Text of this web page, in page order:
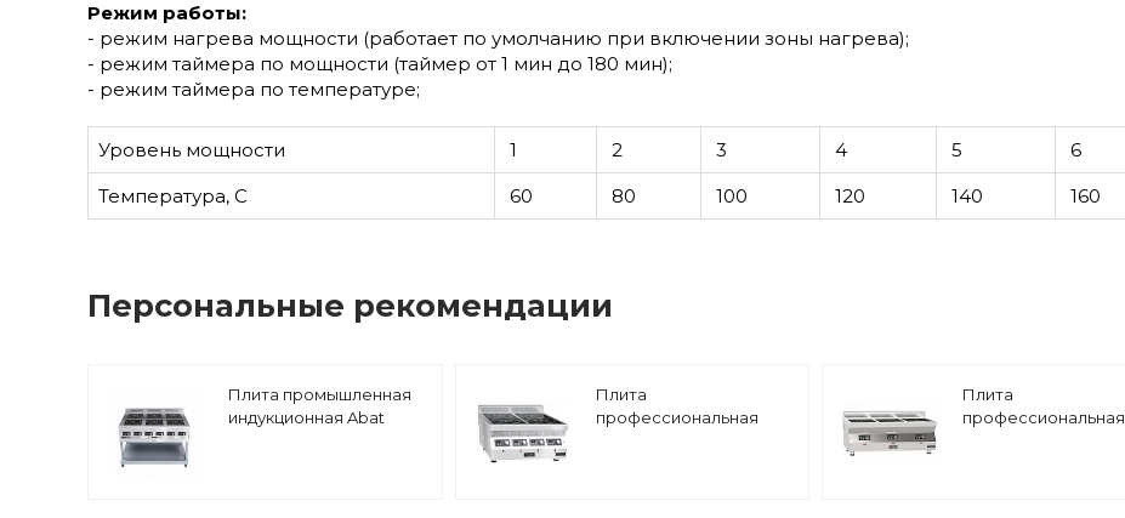
Режим работы:
- режим нагрева мощности (работает по умолчанию при включении зоны нагрева);
- режим таймера по мощности (таймер от 1 мин до 180 мин);
- режим таймера по температуре;
Уровень мощности 1 2 3 4 5 6
Температура, С
60 80 100 120 140 160
Персональные рекомендации
Плита промышленная
индукционная Abat
Плита
профессиональная
Плита
профессиональная